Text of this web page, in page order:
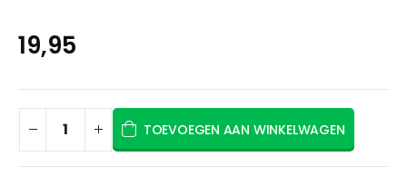
19,95
TOEVOEGEN AAN WINKELWAGEN